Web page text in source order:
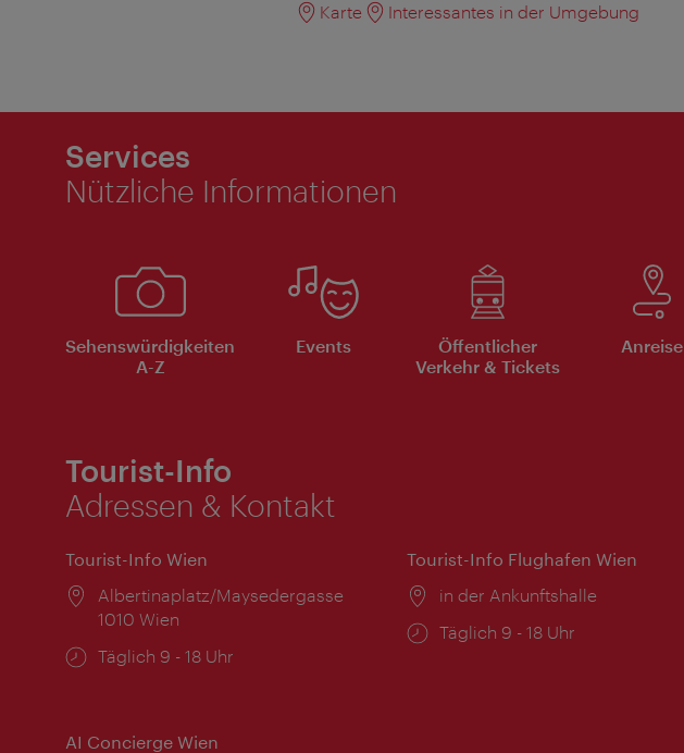
Karte
Interessantes in der Umgebung
Services
Nützliche Informationen
Sehenswürdigkeiten
A-Z
Events
Öffentlicher
Verkehr & Tickets
Anreise
Tourist-Info
Adressen & Kontakt
Tourist-Info Wien
Ort:
Albertinaplatz/Maysedergasse
1010 Wien
Öffnungszeiten:
Täglich 9 - 18 Uhr
Tourist-Info Flughafen Wien
Ort:
in der Ankunftshalle
Öffnungszeiten:
Täglich 9 - 18 Uhr
AI Concierge Wien